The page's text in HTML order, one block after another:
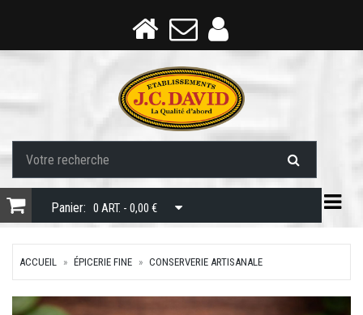
Panier: 0 ART. - 0,00 €
ACCUEIL ÉPICERIE FINE CONSERVERIE ARTISANALE